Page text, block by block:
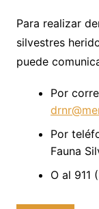
Para realizar
silvestres
puede
Por
Por
Fauna
O al 911